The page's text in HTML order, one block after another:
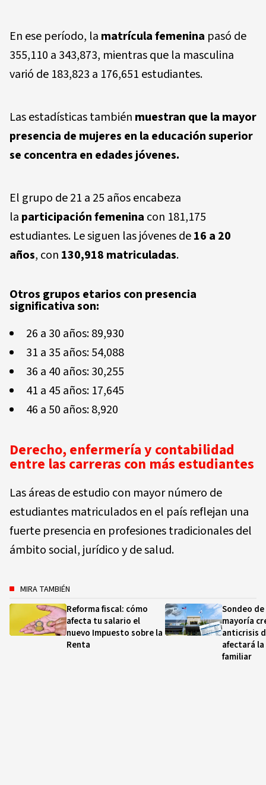
En ese período, la matrícula femenina pasó de
355,110 a 343,873, mientras que la masculina
varió de 183,823 a 176,651 estudiantes.
Las estadísticas también muestran que la mayor
presencia de mujeres en la educación superior
se concentra en edades jóvenes.
El grupo de 21 a 25 años encabeza
la participación femenina con 181,175
estudiantes. Le siguen las jóvenes de16 a 20
años, con 130,918 matriculadas.
Otros grupos etarios con presencia
significativa son:
26 a 30 años: 89,930
31 a 35 años: 54,088
36 a 40 años: 30,255
41 a 45 años: 17,645
46 a 50 años: 8,920
Derecho, enfermería y contabilidad
entre las carreras con más estudiantes
Las áreas de estudio con mayor número de
estudiantes matriculados en el país reflejan una
fuerte presencia en profesiones tradicionales del
ámbito social, jurídico y de salud.
MIRA TAMBIÉN
Reforma fiscal: cómo
afecta tu salario el
nuevo Impuesto sobre la
Renta
Sondeo
mayoría
anticrisis
afectará
familiar